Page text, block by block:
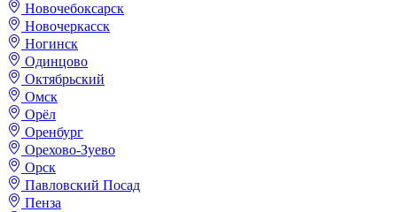
Новочебоксарск
Новочеркасск
Ногинск
Одинцово
Октябрьский
Омск
Орёл
Оренбург
Орехово-Зуево
Орск
Павловский Посад
Пенза